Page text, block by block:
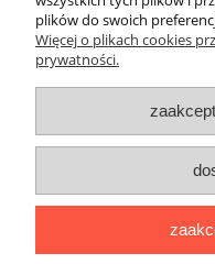
« 1
plików do swoich
Więcej o plikach cookies
prywatności.